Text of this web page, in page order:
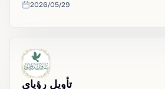
收录时间
2026/05/29
تأويل رؤياي